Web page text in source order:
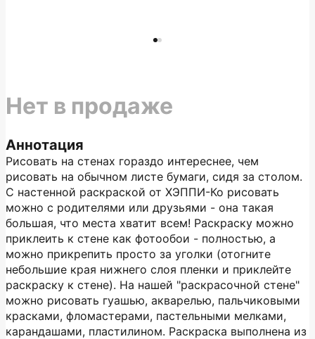
Аннотация
Рисовать на стенах гораздо интереснее, чем
рисовать на обычном листе бумаги, сидя за столом.
С настенной раскраской от ХЭППИ-Ко рисовать
можно с родителями или друзьями - она такая
большая, что места хватит всем! Раскраску можно
приклеить к стене как фотообои - полностью, а
можно прикрепить просто за уголки (отогните
небольшие края нижнего слоя пленки и приклейте
раскраску к стене). На нашей "раскрасочной стене"
можно рисовать гуашью, акварелью, пальчиковыми
красками, фломастерами, пастельными мелками,
карандашами, пластилином. Раскраска выполнена из
Нет в продаже